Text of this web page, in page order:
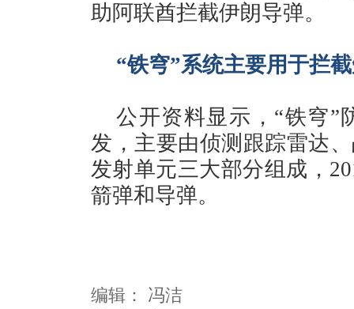
助阿联酋拦截伊朗导弹。
“铁穹”系统主要用于拦
公开资料显示，“铁穹”
发，主要由侦测跟踪雷达
发射单元三大部分组成，
箭弹和导弹。
编辑： 冯洁